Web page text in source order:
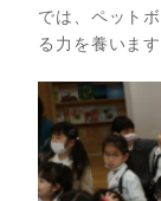
では、ペット
る力を養います